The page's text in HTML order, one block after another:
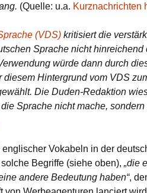
(Quelle: u.a. Kurznachrichten
(VDS) kritisiert die
Sprache nicht hinreichend
würde dann durch
Hintergrund vom VDS
Die Duden-Redaktion
Sprache nicht mache,
Vokabeln in der
Begriffe (siehe oben), „die
andere Bedeutung haben“,